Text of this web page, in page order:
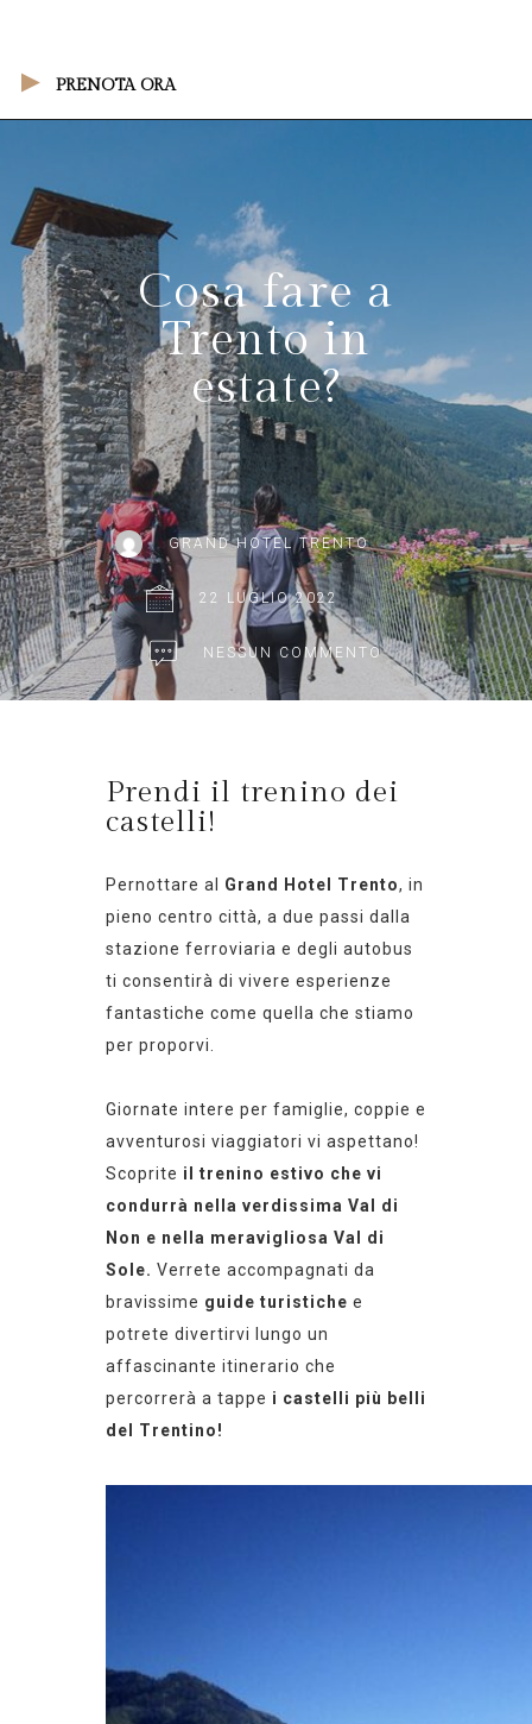
Cosa fare a
Trento in
estate?
GRAND HOTEL TRENTO
22 LUGLIO 2022
NESSUN COMMENTO
Prendi il trenino dei
castelli!
Pernottare al Grand Hotel Trento, in
pieno centro città, a due passi dalla
stazione ferroviaria e degli autobus
ti consentirà di vivere esperienze
fantastiche come quella che stiamo
per proporvi.
Giornate intere per famiglie, coppie e
avventurosi viaggiatori vi aspettano!
Scoprite il trenino estivo che vi
condurrà nella verdissima Val di
Non e nella meravigliosa Val di
Sole. Verrete accompagnati da
bravissime guide turistiche e
potrete divertirvi lungo un
affascinante itinerario che
percorrerà a tappe i castelli più belli
del Trentino!
PRENOTA ORA